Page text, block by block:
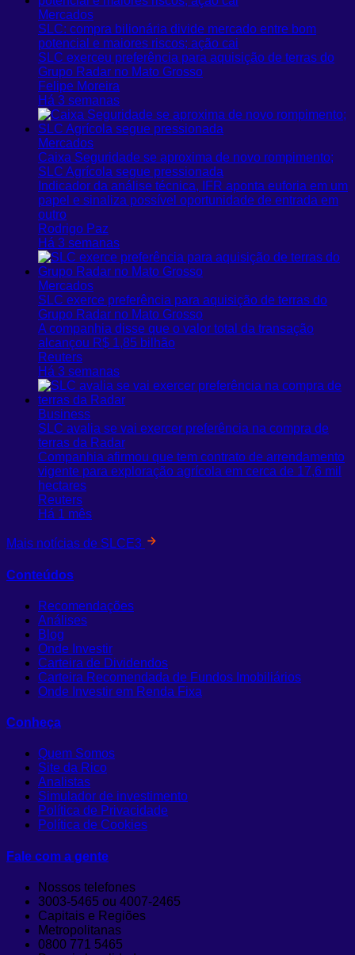
Mercados
SLC: compra bilionária divide mercado entre bom
potencial e maiores riscos; ação cai
SLC exerceu preferência para aquisição de terras do
Grupo Radar no Mato Grosso
Felipe Moreira
Há 3 semanas
Mercados
Caixa Seguridade se aproxima de novo rompimento;
SLC Agrícola segue pressionada
Indicador da análise técnica, IFR aponta euforia em um
papel e sinaliza possível oportunidade de entrada em
outro
Rodrigo Paz
Há 3 semanas
Mercados
SLC exerce preferência para aquisição de terras do
Grupo Radar no Mato Grosso
A companhia ⁠disse ‌que o valor total da ⁠transação
alcançou R$ 1,85 bilhão
Reuters
Há 3 semanas
Business
SLC avalia se vai exercer preferência na compra de
terras da Radar
Companhia afirmou que tem ⁠contrato de arrendamento
vigente para exploração agrícola em cerca de 17,6 mil
hectares
Reuters
Há 1 mês
Mais notícias de SLCE3
Conteúdos
Recomendações
Análises
Blog
Onde Investir
Carteira de Dividendos
Carteira Recomendada de Fundos Imobiliários
Onde Investir em Renda Fixa
Conheça
Quem Somos
Site da Rico
Analistas
Simulador de investimento
Política de Privacidade
Política de Cookies
Fale com a gente
Nossos telefones
3003-5465 ou 4007-2465
Capitais e Regiões
Metropolitanas
0800 771 5465